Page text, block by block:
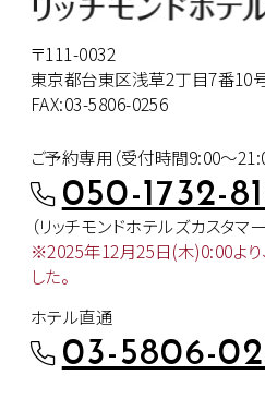
〒111-0032
東京都台東区浅草2丁目7番10
FAX:03-5806-0256
ご予約専用（受付時間9:00～
050-1732-
（リッチモンドホテルズカスタマー
※2025年12月25日(木)0:00より、
した。
ホテル直通
03-5806-